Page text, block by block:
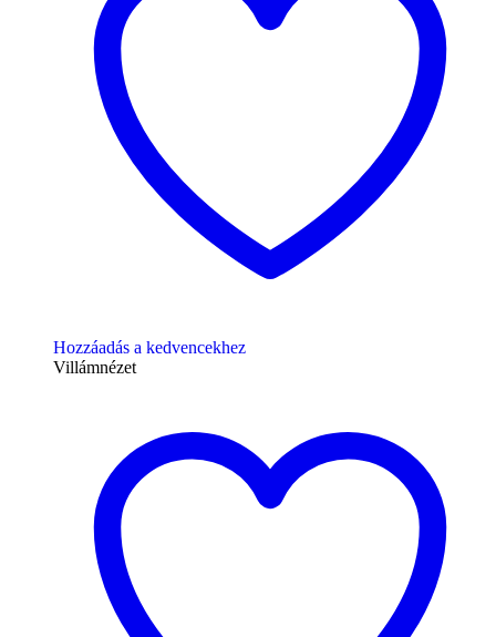
Hozzáadás a kedvencekhez
Villámnézet